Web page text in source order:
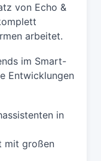
von Echo &
arbeitet.
im Smart-
Entwicklungen
in
mit großen